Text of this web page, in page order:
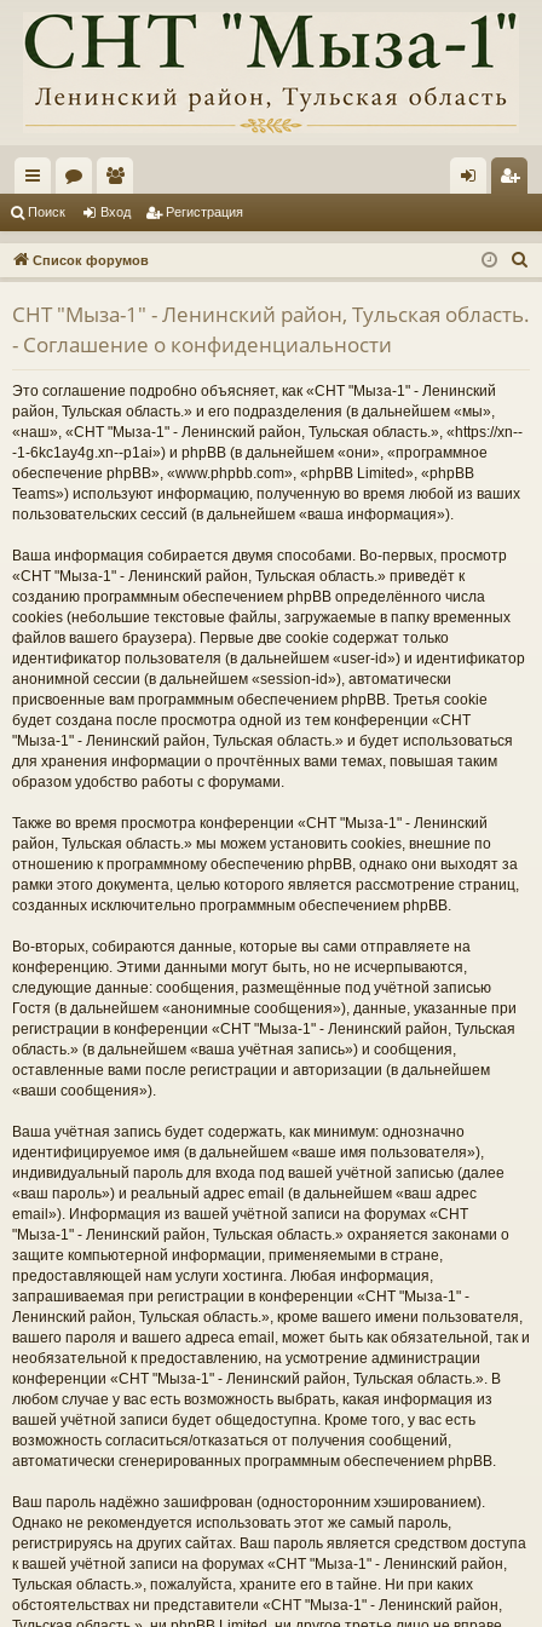
с
ы
лк
и
ум
ы
ол
ьз
ов
ат
ел
и
д ис
тр
ац
Поиск Вход Регистрация
Список форумов
о
СНТ "Мыза-1" - Ленинский район, Тульская область.
- Соглашение о конфиденциальности
Это соглашение подробно объясняет, как «СНТ "Мыза-1" - Ленинский
район, Тульская область.» и его подразделения (в дальнейшем «мы»,
«наш», «СНТ "Мыза-1" - Ленинский район, Тульская область.», «https://xn--
-1-6kc1ay4g.xn--p1ai») и phpBB (в дальнейшем «они», «программное
обеспечение phpBB», «www.phpbb.com», «phpBB Limited», «phpBB
Teams») используют информацию, полученную во время любой из ваших
пользовательских сессий (в дальнейшем «ваша информация»).
Ваша информация собирается двумя способами. Во-первых, просмотр
«СНТ "Мыза-1" - Ленинский район, Тульская область.» приведёт к
созданию программным обеспечением phpBB определённого числа
cookies (небольшие текстовые файлы, загружаемые в папку временных
файлов вашего браузера). Первые две cookie содержат только
идентификатор пользователя (в дальнейшем «user-id») и идентификатор
анонимной сессии (в дальнейшем «session-id»), автоматически
присвоенные вам программным обеспечением phpBB. Третья cookie
будет создана после просмотра одной из тем конференции «СНТ
"Мыза-1" - Ленинский район, Тульская область.» и будет использоваться
для хранения информации о прочтённых вами темах, повышая таким
образом удобство работы с форумами.
Также во время просмотра конференции «СНТ "Мыза-1" - Ленинский
район, Тульская область.» мы можем установить cookies, внешние по
отношению к программному обеспечению phpBB, однако они выходят за
рамки этого документа, целью которого является рассмотрение страниц,
созданных исключительно программным обеспечением phpBB.
Во-вторых, собираются данные, которые вы сами отправляете на
конференцию. Этими данными могут быть, но не исчерпываются,
следующие данные: сообщения, размещённые под учётной записью
Гостя (в дальнейшем «анонимные сообщения»), данные, указанные при
регистрации в конференции «СНТ "Мыза-1" - Ленинский район, Тульская
область.» (в дальнейшем «ваша учётная запись») и сообщения,
оставленные вами после регистрации и авторизации (в дальнейшем
«ваши сообщения»).
Ваша учётная запись будет содержать, как минимум: однозначно
идентифицируемое имя (в дальнейшем «ваше имя пользователя»),
индивидуальный пароль для входа под вашей учётной записью (далее
«ваш пароль») и реальный адрес email (в дальнейшем «ваш адрес
email»). Информация из вашей учётной записи на форумах «СНТ
"Мыза-1" - Ленинский район, Тульская область.» охраняется законами о
защите компьютерной информации, применяемыми в стране,
предоставляющей нам услуги хостинга. Любая информация,
запрашиваемая при регистрации в конференции «СНТ "Мыза-1" -
Ленинский район, Тульская область.», кроме вашего имени пользователя,
вашего пароля и вашего адреса email, может быть как обязательной, так и
необязательной к предоставлению, на усмотрение администрации
конференции «СНТ "Мыза-1" - Ленинский район, Тульская область.». В
любом случае у вас есть возможность выбрать, какая информация из
вашей учётной записи будет общедоступна. Кроме того, у вас есть
возможность согласиться/отказаться от получения сообщений,
автоматически сгенерированных программным обеспечением phpBB.
Ваш пароль надёжно зашифрован (односторонним хэшированием).
Однако не рекомендуется использовать этот же самый пароль,
регистрируясь на других сайтах. Ваш пароль является средством доступа
к вашей учётной записи на форумах «СНТ "Мыза-1" - Ленинский район,
Тульская область.», пожалуйста, храните его в тайне. Ни при каких
обстоятельствах ни представители «СНТ "Мыза-1" - Ленинский район,